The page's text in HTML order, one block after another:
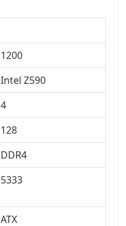
1200
Intel Z590
4
128
DDR4
5333
ATX